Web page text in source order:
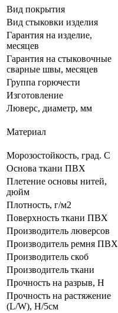
Вид покрытия
Вид стыковки изделия
Гарантия на изделие,
месяцев
Гарантия на стыковочные
сварные швы, месяцев
Группа горючести
Изготовление
Люверс, диаметр, мм
Материал
Морозостойкость, град. С
Основа ткани ПВХ
Плетение основы нитей,
дюйм
Плотность, г/м2
Поверхность ткани ПВХ
Производитель люверсов
Производитель ремня ПВХ
Производитель скоб
Производитель ткани
Прочность на разрыв, H
Прочность на растяжение
(L/W), Н/5см